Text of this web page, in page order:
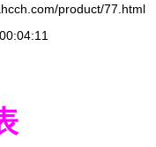
product/77.html